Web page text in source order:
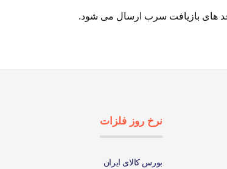
های بازیافت سرب ارسال می شود.
نرخ روز فلزات
بورس کالای ایران